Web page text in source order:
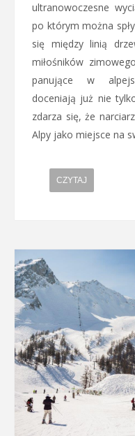
ultranowoczesne
po którym można
się między linią
miłośników
panujące w
doceniają już nie
zdarza się, że
Alpy jako miejsce na
CZYTAJ